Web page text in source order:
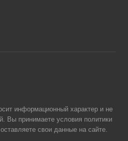
информационный характер и не
Вы принимаете условия политики
оставляете свои данные на сайте.